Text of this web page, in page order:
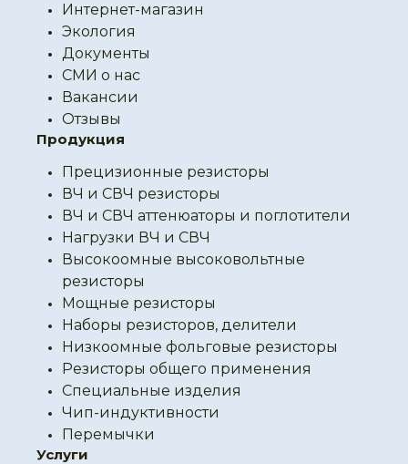
Интернет-магазин
Экология
Документы
СМИ о нас
Вакансии
Отзывы
Продукция
Прецизионные резисторы
ВЧ и СВЧ резисторы
ВЧ и СВЧ аттенюаторы и поглотители
Нагрузки ВЧ и СВЧ
Высокоомные высоковольтные
резисторы
Мощные резисторы
Наборы резисторов, делители
Низкоомные фольговые резисторы
Резисторы общего применения
Специальные изделия
Чип-индуктивности
Перемычки
Услуги